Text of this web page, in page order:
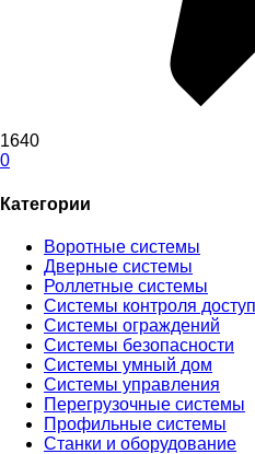
1640
0
Категории
Воротные системы
Дверные системы
Роллетные системы
Системы контроля
Системы ограждений
Системы безопасности
Системы умный дом
Системы управления
Перегрузочные системы
Профильные системы
Станки и оборудование